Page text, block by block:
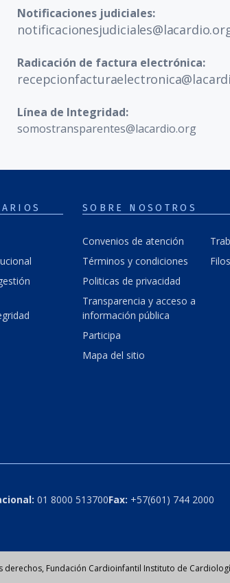
Notificaciones judiciales:
Radicación de factura electrónica:
Línea de Integridad:
somostransparentes@lacardio.org
SOBRE NOSOTROS
Convenios de atención
Términos y condiciones
Politicas de privacidad
Transparencia y acceso a
información pública
Participa
Mapa del sitio
01 8000 513700Fax: +57(601) 744 2000
Fundación Cardioinfantil Instituto de